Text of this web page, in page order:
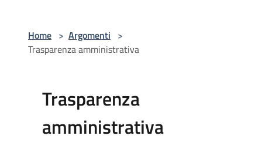
Home > Argomenti >
Trasparenza amministrativa
Trasparenza
amministrativa